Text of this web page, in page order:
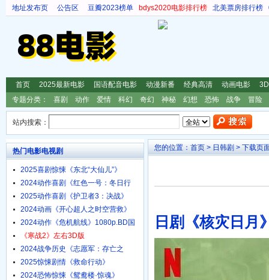
地址发布页 公告区 豆瓣2023榜单 bdys2020电影排行榜 北美票房排行榜
首页 2025最新电影 国语配音电影 动漫新番 经典高清 动画电影
专题分类：
喜剧 动作 爱情 科幻 奇幻 神秘 幻想 恐怖 战争 冒险
站内搜索：
您的位置： 首页 > 日韩剧 > 下载页
日剧《核灾日月
热门电影电视剧
2025喜剧惊悚《东北“大仙儿”》
1080p.HD国语中字
2024动作喜剧《红色一号：冬日行
动》4K.HD中英双字
2025动作喜剧《护卫者3：决战》
1080p.HD国语中字
2024动画《开心超人之时空营救》
4K.HD国语中字
2024动作《危机航线》1080p.BD国
语中字
《寒战2》左右3D版
2024战争历史《志愿军：存亡之
战》4K.HD国语中字
2025惊悚剧情《救命行动》
1080p.HD中字
2024恐怖惊悚《鸳鸯楼·惊魂》